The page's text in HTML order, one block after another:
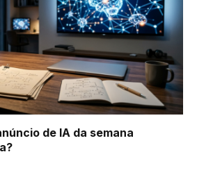
de IA da semana